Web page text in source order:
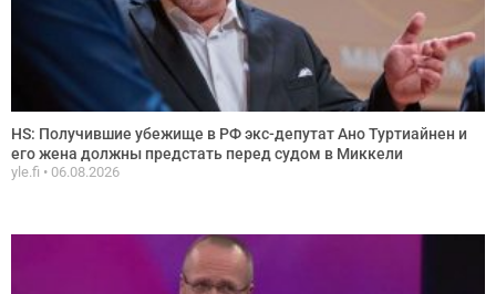
HS: Получившие убежище в РФ экс-депутат Ано Туртиайнен и
его жена должны предстать перед судом в Миккели
yle.fi 06.08.2026